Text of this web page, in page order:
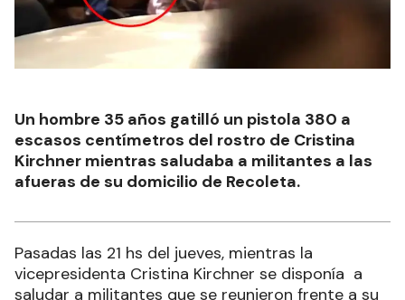
Un hombre 35 años gatilló un pistola 380 a
escasos centímetros del rostro de Cristina
Kirchner mientras saludaba a militantes a las
afueras de su domicilio de Recoleta.
Pasadas las 21 hs del jueves, mientras la
vicepresidenta Cristina Kirchner se disponía a
saludar a militantes que se reunieron frente a su